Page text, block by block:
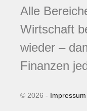
Alle
Wirtschaft
wieder –
Finanzen
© 2026 - Impressum